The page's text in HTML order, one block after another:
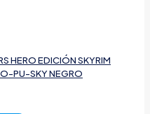
HERO EDICIÓN SKYRIM
PU-SKY NEGRO